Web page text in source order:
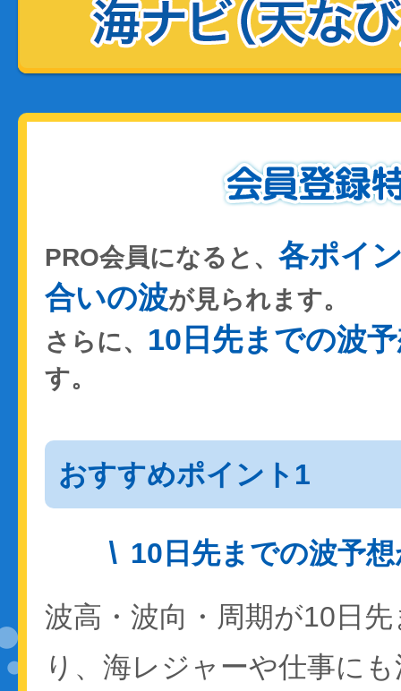
PRO会員になると、 各ポイ
合いの波が見られます。
さらに、 10日先までの波
す。
おすすめポイント1
10日先までの波予
波高・波向・周期が10日
り、海レジャーや仕事に